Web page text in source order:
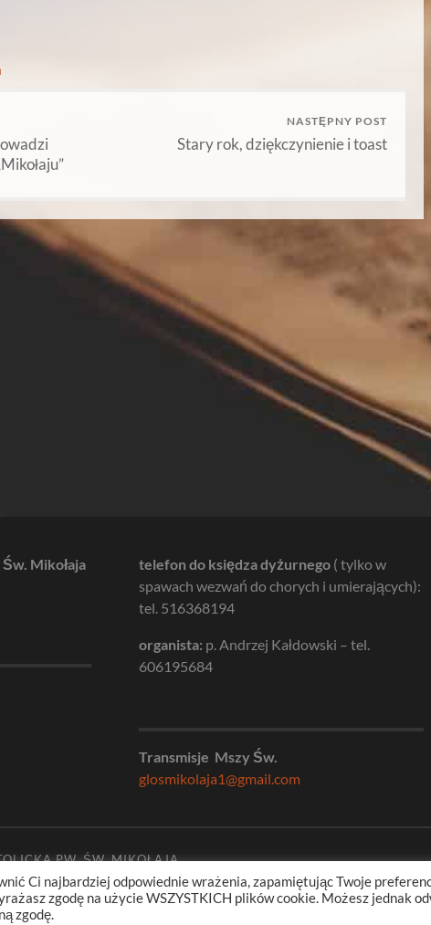
NASTĘPNY POST
Stary rok, dziękczynienie i toast
Mikołaja telefon do księdza dyżurnego ( tylko w
spawach wezwań do chorych i umierających):
tel. 516368194
organista: p. Andrzej Kałdowski – tel.
606195684
Transmisje Mszy Św.
glosmikolaja1@gmail.com
PW. ŚW. MIKOŁAJA
Ci najbardziej odpowiednie wrażenia, zapamiętując Twoje
zgodę na użycie WSZYSTKICH plików cookie. Możesz jednak
zgodę.